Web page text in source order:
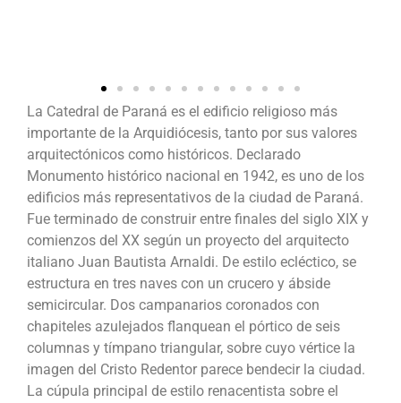
La Catedral de Paraná es el edificio religioso más
importante de la Arquidiócesis, tanto por sus valores
arquitectónicos como históricos. Declarado
Monumento histórico nacional en 1942, es uno de los
edificios más representativos de la ciudad de Paraná.
Fue terminado de construir entre finales del siglo XIX y
comienzos del XX según un proyecto del arquitecto
italiano Juan Bautista Arnaldi. De estilo ecléctico, se
estructura en tres naves con un crucero y ábside
semicircular. Dos campanarios coronados con
chapiteles azulejados flanquean el pórtico de seis
columnas y tímpano triangular, sobre cuyo vértice la
imagen del Cristo Redentor parece bendecir la ciudad.
La cúpula principal de estilo renacentista sobre el